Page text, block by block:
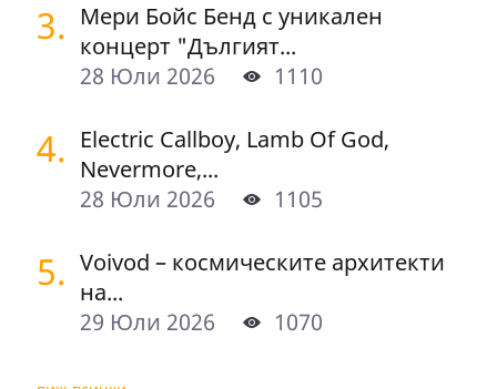
3. Мери Бойс Бенд с уникален
концерт "Дългият...
28 Юли 2026
1110
4. Electric Callboy, Lamb Of God,
Nevermore,...
28 Юли 2026
1105
5. Voivod – космическите архитекти
на...
29 Юли 2026
1070